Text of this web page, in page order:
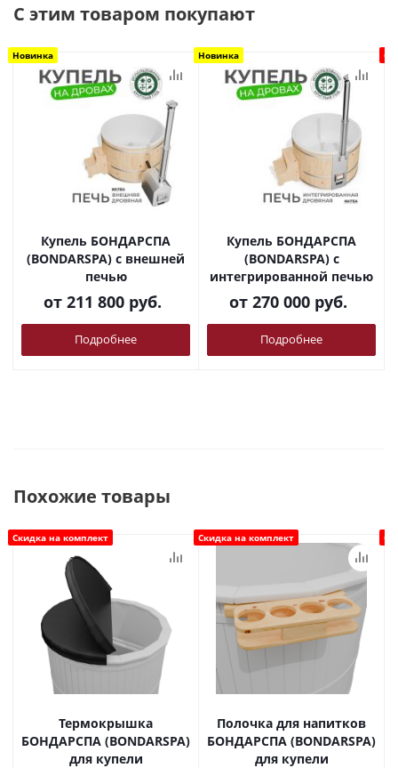
С этим товаром покупают
Новинка
Купель БОНДАРСПА
(BONDARSPA) с внешней
печью
от 211 800 руб.
Подробнее
Новинка
Купель БОНДАРСПА
(BONDARSPA) с
интегрированной печью
от 270 000 руб.
Подробнее
Похожие товары
Скидка на комплект
Термокрышка
БОНДАРСПА (BONDARSPA)
для купели
Скидка на комплект
Полочка для напитков
БОНДАРСПА (BONDARSPA)
для купели